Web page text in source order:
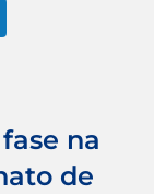
na
de